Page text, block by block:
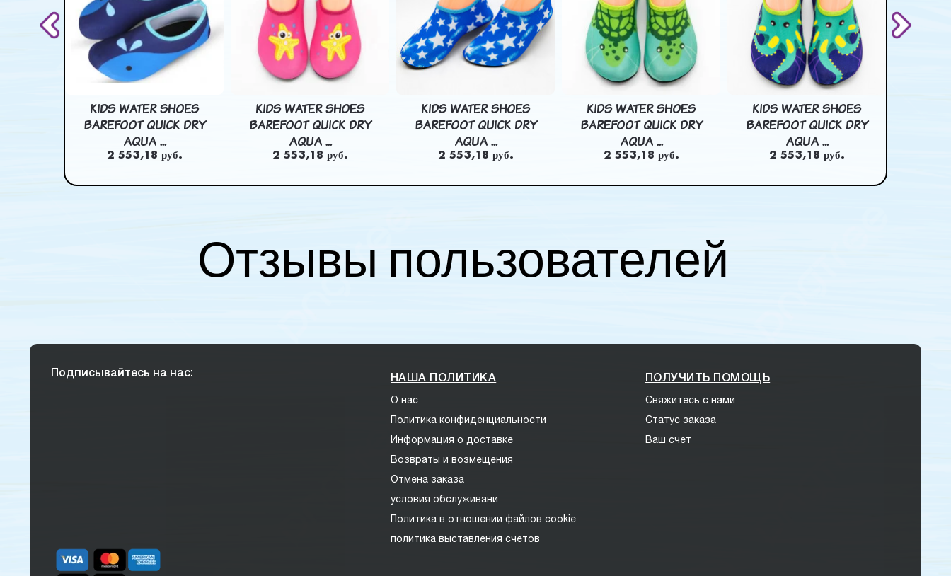
KIDS WATER SHOES
BAREFOOT QUICK DRY
AQUA ...
2 553,18 руб.
KIDS WATER SHOES
BAREFOOT QUICK DRY
AQUA ...
2 553,18 руб.
KIDS WATER SHOES
BAREFOOT QUICK DRY
AQUA ...
2 553,18 руб.
KIDS WATER SHOES
BAREFOOT QUICK DRY
AQUA ...
2 553,18 руб.
KIDS WATER SHOES
BAREFOOT QUICK DRY
AQUA ...
2 553,18 руб.
Отзывы пользователей
Подписывайтесь на нас: НАША ПОЛИТИКА
О нас
Политика конфиденциальности
Информация о доставке
Возвраты и возмещения
Отмена заказа
условия обслуживани
Политика в отношении файлов cookie
политика выставления счетов
ПОЛУЧИТЬ ПОМОЩЬ
Свяжитесь с нами
Статус заказа
Ваш счет